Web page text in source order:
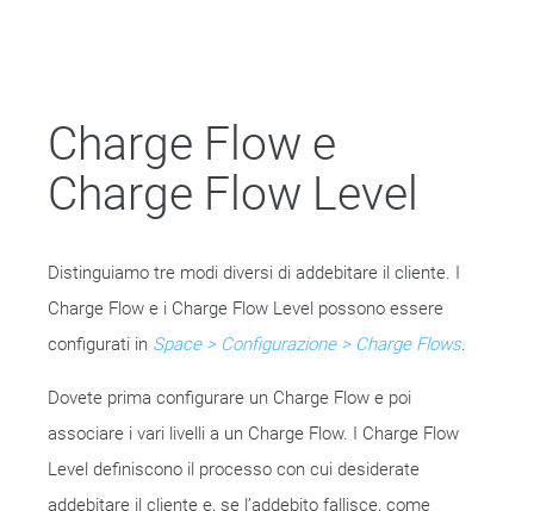
Charge Flow e
Charge Flow Level
Distinguiamo tre modi diversi di addebitare il cliente. I
Charge Flow e i Charge Flow Level possono essere
configurati in Space > Configurazione > Charge Flows.
Dovete prima configurare un Charge Flow e poi
associare i vari livelli a un Charge Flow. I Charge Flow
Level definiscono il processo con cui desiderate
addebitare il cliente e, se l’addebito fallisce, come